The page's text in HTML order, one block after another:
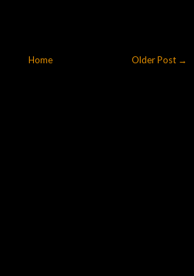
Older Post →
Home